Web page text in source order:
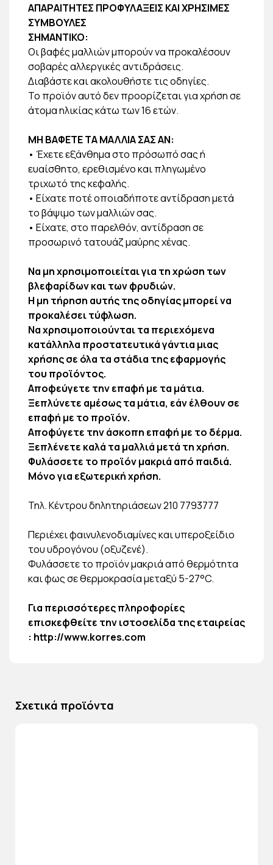
ΑΠΑΡΑΙΤΗΤΕΣ ΠΡΟΦΥΛΑΞΕΙΣ ΚΑΙ ΧΡΗΣΙΜΕΣ
ΣΥΜΒΟΥΛΕΣ
ΣΗΜΑΝΤΙΚΟ:
Οι βαφές μαλλιών μπορούν να προκαλέσουν
σοβαρές αλλεργικές αντιδράσεις.
Διαβάστε και ακολουθήστε τις οδηγίες.
Το προϊόν αυτό δεν προορίζεται για χρήση σε
άτομα ηλικίας κάτω των 16 ετών.
ΜΗ ΒΑΦΕΤΕ ΤΑ ΜΑΛΛΙΑ ΣΑΣ ΑΝ:
• Έχετε εξάνθημα στο πρόσωπό σας ή
ευαίσθητο, ερεθισμένο και πληγωμένο
τριχωτό της κεφαλής.
• Είχατε ποτέ οποιαδήποτε αντίδραση μετά
το βάψιμο των μαλλιών σας.
• Είχατε, στο παρελθόν, αντίδραση σε
προσωρινό τατουάζ μαύρης χένας.
Να μη χρησιμοποιείται για τη χρώση των
βλεφαρίδων και των φρυδιών.
Η μη τήρηση αυτής της οδηγίας μπορεί να
προκαλέσει τύφλωση.
Να χρησιμοποιούνται τα περιεχόμενα
κατάλληλα προστατευτικά γάντια μιας
χρήσης σε όλα τα στάδια της εφαρμογής
του προϊόντος.
Αποφεύγετε την επαφή με τα μάτια.
Ξεπλύνετε αμέσως τα μάτια, εάν έλθουν σε
επαφή με το προϊόν.
Αποφύγετε την άσκοπη επαφή με το δέρμα.
Ξεπλένετε καλά τα μαλλιά μετά τη χρήση.
Φυλάσσετε το προϊόν μακριά από παιδιά.
Μόνο για εξωτερική χρήση.
Τηλ. Κέντρου δηλητηριάσεων 210 7793777
Περιέχει φαινυλενοδιαμίνες και υπεροξείδιο
του υδρογόνου (οξυζενέ).
Φυλάσσετε το προϊόν μακριά από θερμότητα
και φως σε θερμοκρασία μεταξύ 5-27°C.
Για περισσότερες πληροφορίες
επισκεφθείτε την ιστοσελίδα της εταιρείας
: http://www.korres.com
Σχετικά προϊόντα